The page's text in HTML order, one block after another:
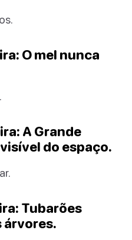
O mel nunca
A Grande
do espaço.
Tubarões
árvores.